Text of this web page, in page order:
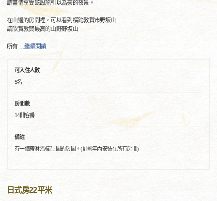
請盡情享受該設施引以為豪的夜景。
在山邊的房間裡，可以看到橫跨敦賀市野坂山
請欣賞敦賀最高的山野野坂山
所有 …繼續閱讀
可入住人數
5名
房間數
14間客房
備註
有一個帶淋浴/衛生間的房間。(計劃年內安裝在所有房間)
日式房22平米